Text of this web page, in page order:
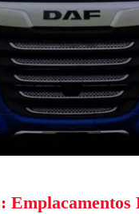
Emplacamentos